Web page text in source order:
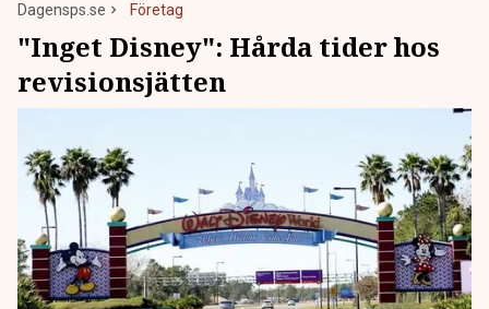
Dagensps.se Företag
"Inget Disney": Hårda tider hos
revisionsjätten